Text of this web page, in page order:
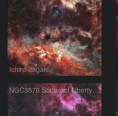
Ichiro Itagaki
NGC3576 Statue of Liberty Nebula ＆ Gum37 Southern Tadpoles